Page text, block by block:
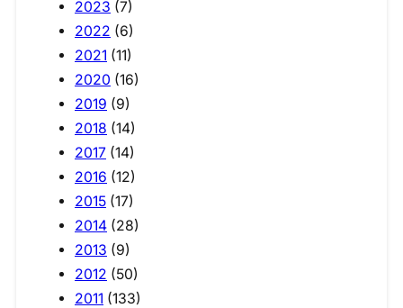
2023 (7)
2022 (6)
2021 (11)
2020 (16)
2019 (9)
2018 (14)
2017 (14)
2016 (12)
2015 (17)
2014 (28)
2013 (9)
2012 (50)
2011 (133)